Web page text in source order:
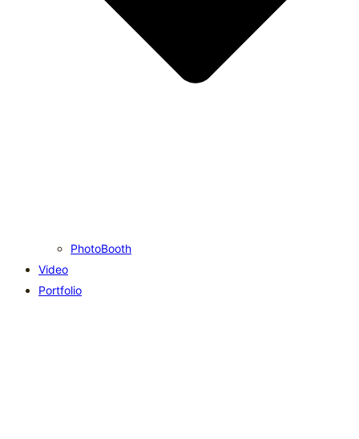
PhotoBooth
Video
Portfolio